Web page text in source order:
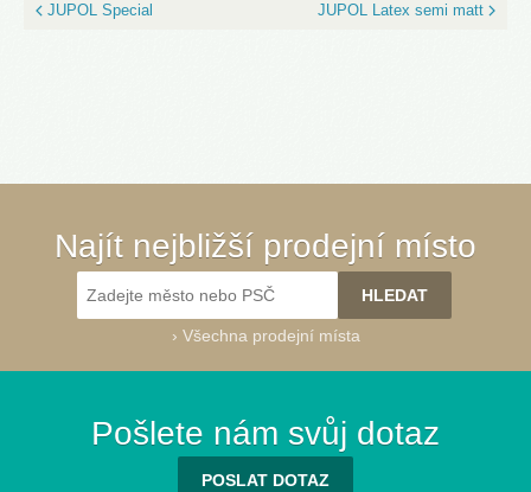
JUPOL Special JUPOL Latex semi matt
Najít nejbližší prodejní místo
› Všechna prodejní místa
Pošlete nám svůj dotaz
POSLAT DOTAZ